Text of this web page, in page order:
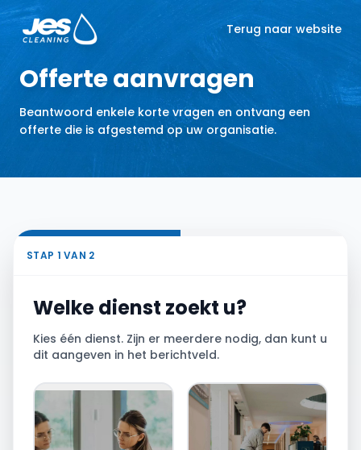
Terug naar website
Offerte aanvragen
Beantwoord enkele korte vragen en ontvang een
offerte die is afgestemd op uw organisatie.
STAP 1 VAN 2
Welke dienst zoekt u?
Kies één dienst. Zijn er meerdere nodig, dan kunt u
dit aangeven in het berichtveld.